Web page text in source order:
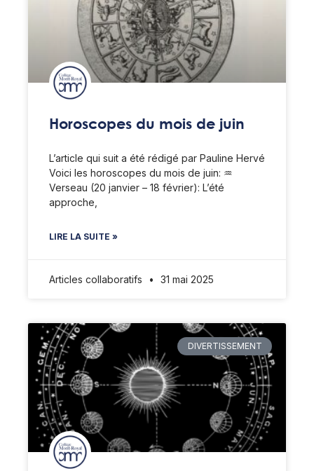
Horoscopes du mois de juin
L’article qui suit a été rédigé par Pauline Hervé
Voici les horoscopes du mois de juin: ♒️
Verseau (20 janvier – 18 février): L’été
approche,
LIRE LA SUITE »
Articles collaboratifs 31 mai 2025
DIVERTISSEMENT